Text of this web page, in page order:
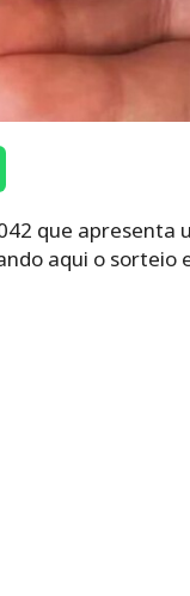
que apresenta
aqui o sorteio